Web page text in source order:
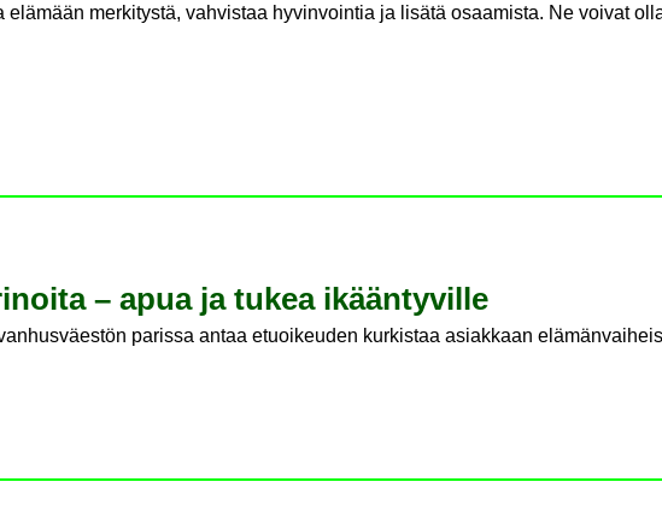
elämään merkitystä, vahvistaa hyvinvointia ja lisätä osaamista. Ne voivat
– apua ja tukea ikään­ty­vil­le
parissa antaa etuoikeuden kurkistaa asiakkaan